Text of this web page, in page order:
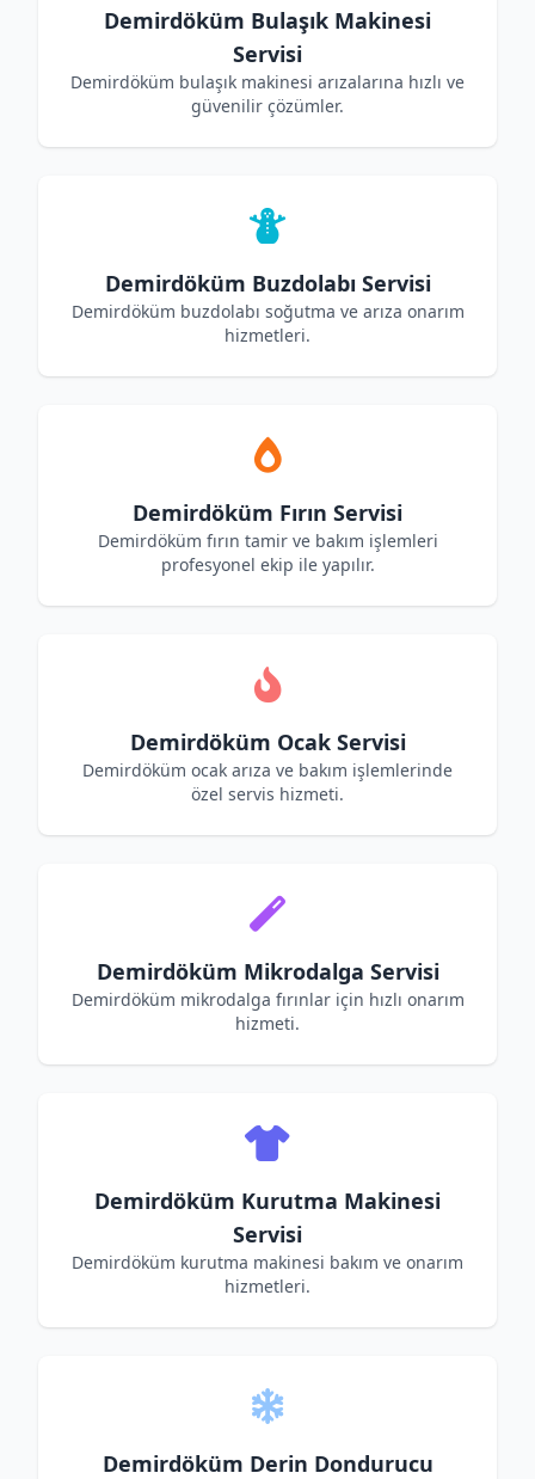
Demirdöküm Bulaşık Makinesi
Servisi
Demirdöküm bulaşık makinesi arızalarına hızlı ve
güvenilir çözümler.
Demirdöküm Buzdolabı Servisi
Demirdöküm buzdolabı soğutma ve arıza onarım
hizmetleri.
Demirdöküm Fırın Servisi
Demirdöküm fırın tamir ve bakım işlemleri
profesyonel ekip ile yapılır.
Demirdöküm Ocak Servisi
Demirdöküm ocak arıza ve bakım işlemlerinde
özel servis hizmeti.
Demirdöküm Mikrodalga Servisi
Demirdöküm mikrodalga fırınlar için hızlı onarım
hizmeti.
Demirdöküm Kurutma Makinesi
Servisi
Demirdöküm kurutma makinesi bakım ve onarım
hizmetleri.
Demirdöküm Derin Dondurucu